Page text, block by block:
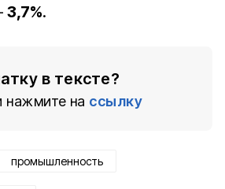
3,7%.
в тексте?
нажмите на ссылку
промышленность